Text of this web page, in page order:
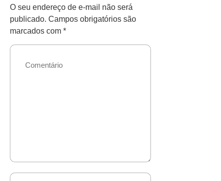
O seu endereço de e-mail não será
publicado. Campos obrigatórios são
marcados com *